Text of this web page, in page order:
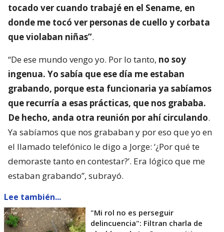
tocado ver cuando trabajé en el Sename, en
donde me tocó ver personas de cuello y corbata
que violaban niñas”.
“De ese mundo vengo yo. Por lo tanto, no soy
ingenua. Yo sabía que ese día me estaban
grabando, porque esta funcionaria ya sabíamos
que recurría a esas prácticas, que nos grababa.
De hecho, anda otra reunión por ahí circulando.
Ya sabíamos que nos grababan y por eso que yo en
el llamado telefónico le digo a Jorge: ‘¿Por qué te
demoraste tanto en contestar?’. Era lógico que me
estaban grabando”, subrayó.
Lee también...
"Mi rol no es perseguir
delincuencia": Filtran charla de